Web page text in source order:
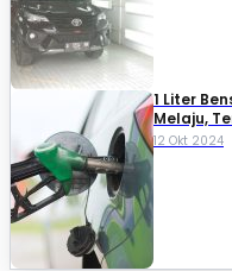
1 Liter
Melaju,
12 Okt 2024